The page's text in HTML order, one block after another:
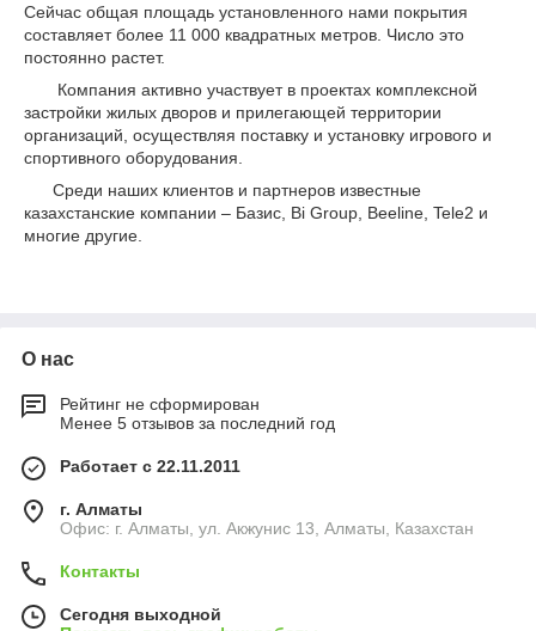
Сейчас общая площадь установленного нами покрытия
составляет более 11 000 квадратных метров. Число это
постоянно растет.
Компания активно участвует в проектах комплексной
застройки жилых дворов и прилегающей территории
организаций, осуществляя поставку и установку игрового и
спортивного оборудования.
Среди наших клиентов и партнеров известные
казахстанские компании – Базис, Bi Group, Beeline, Tele2 и
многие другие.
О нас
Рейтинг не сформирован
Менее 5 отзывов за последний год
Работает с 22.11.2011
г. Алматы
Офис: г. Алматы, ул. Акжунис 13, Алматы, Казахстан
Контакты
Сегодня выходной